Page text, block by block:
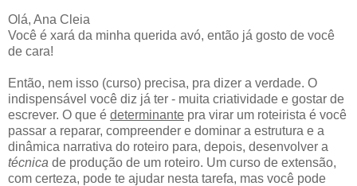
Olá, Ana Cleia
Você é xará da minha querida avó, então já gosto de você
de cara!
Então, nem isso (curso) precisa, pra dizer a verdade. O
indispensável você diz já ter - muita criatividade e gostar de
escrever. O que é determinante pra virar um roteirista é você
passar a reparar, compreender e dominar a estrutura e a
dinâmica narrativa do roteiro para, depois, desenvolver a
técnica de produção de um roteiro. Um curso de extensão,
com certeza, pode te ajudar nesta tarefa, mas você pode